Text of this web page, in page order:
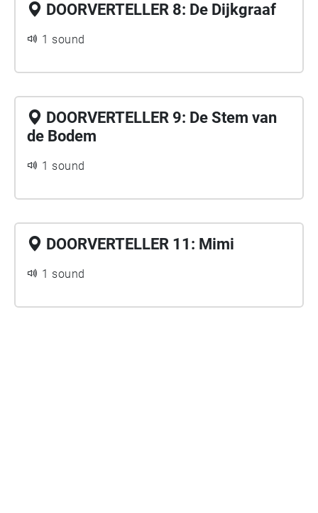
DOORVERTELLER 8: De Dijkgraaf
1 sound
DOORVERTELLER 9: De Stem van
de Bodem
1 sound
DOORVERTELLER 11: Mimi
1 sound